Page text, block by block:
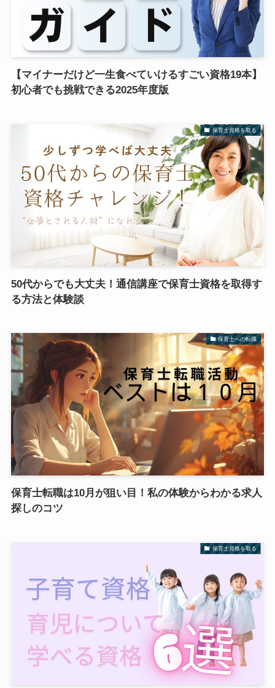
【マイナーだけど一生食べていけるすごい資格19本】
初心者でも挑戦できる2025年度版
保育士資格を取る
50代からでも大丈夫！通信講座で保育士資格を取得す
る方法と体験談
保育士への転職
保育士転職は10月が狙い目！私の体験からわかる求人
探しのコツ
保育士資格を取る